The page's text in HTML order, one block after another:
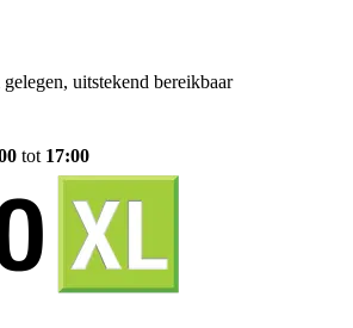
uitstekend bereikbaar
tot 17:00